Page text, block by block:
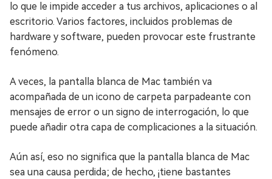
lo que le impide acceder a tus archivos, aplicaciones o al
escritorio. Varios factores, incluidos problemas de
hardware y software, pueden provocar este frustrante
fenómeno.
A veces, la pantalla blanca de Mac también va
acompañada de un icono de carpeta parpadeante con
mensajes de error o un signo de interrogación, lo que
puede añadir otra capa de complicaciones a la situación.
Aún así, eso no significa que la pantalla blanca de Mac
sea una causa perdida; de hecho, ¡tiene bastantes